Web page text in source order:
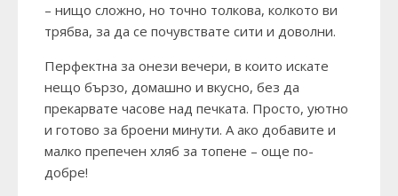
– нищо сложно, но точно толкова, колкото ви
трябва, за да се почувствате сити и доволни.
Перфектна за онези вечери, в които искате
нещо бързо, домашно и вкусно, без да
прекарвате часове над печката. Просто, уютно
и готово за броени минути. А ако добавите и
малко препечен хляб за топене – още по-
добре!